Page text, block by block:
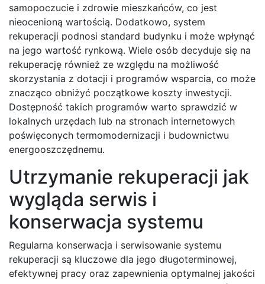
samopoczucie i zdrowie mieszkańców, co jest
nieocenioną wartością. Dodatkowo, system
rekuperacji podnosi standard budynku i może wpłynąć
na jego wartość rynkową. Wiele osób decyduje się na
rekuperację również ze względu na możliwość
skorzystania z dotacji i programów wsparcia, co może
znacząco obniżyć początkowe koszty inwestycji.
Dostępność takich programów warto sprawdzić w
lokalnych urzędach lub na stronach internetowych
poświęconych termomodernizacji i budownictwu
energooszczędnemu.
Utrzymanie rekuperacji jak
wygląda serwis i
konserwacja systemu
Regularna konserwacja i serwisowanie systemu
rekuperacji są kluczowe dla jego długoterminowej,
efektywnej pracy oraz zapewnienia optymalnej jakości